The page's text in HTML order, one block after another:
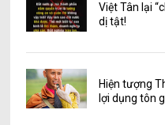
Việt Tân lại
dị tật!
Hiện tượng
lợi dụng tôn